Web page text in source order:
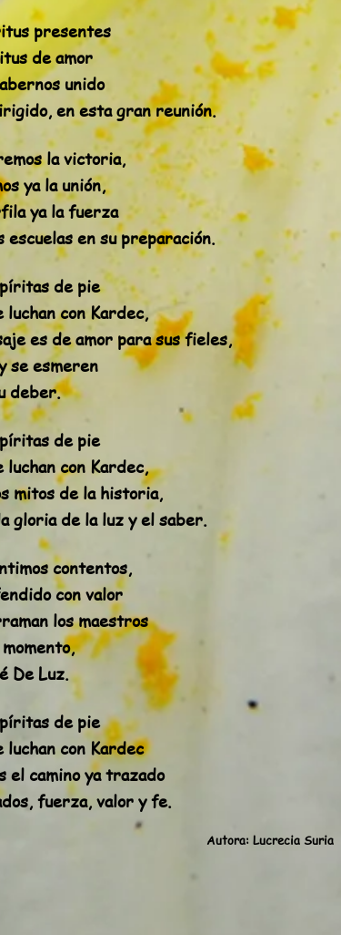
presentes
de amor
unido
en esta gran reunión.
la victoria,
ya la unión,
ya la fuerza
escuelas en su preparación.
de pie
luchan con Kardec,
es de amor para sus fieles,
se esmeren
deber.
de pie
luchan con Kardec,
mitos de la historia,
gloria de la luz y el saber.
contentos,
con valor
los maestros
De Luz.
de pie
luchan con Kardec
el camino ya trazado
fuerza, valor y fe.
Lucrecia Suria